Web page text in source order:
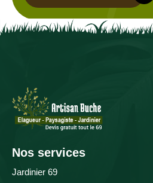
Nos services
Jardinier 69